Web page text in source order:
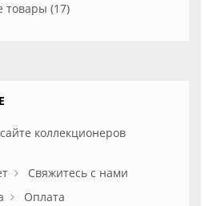
товары (17)
коллекционеров
Свяжитесь с нами
Оплата